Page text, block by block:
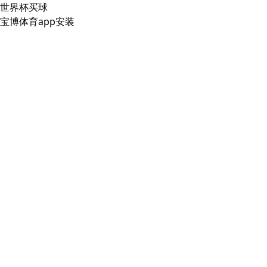
世界杯买球
宝博体育app安装